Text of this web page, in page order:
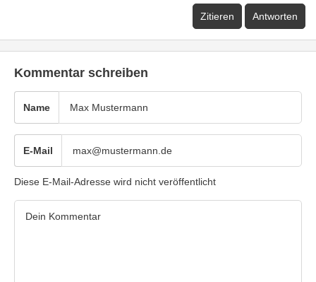
Zitieren Antworten
Kommentar schreiben
Name
E-Mail
Diese E-Mail-Adresse wird nicht veröffentlicht